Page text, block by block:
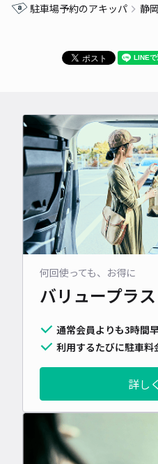
駐車場予約のアキッパ 静
何回使っても、お得に
バリュープラス
通常会員よりも3時間
利用するたびに駐車
詳し